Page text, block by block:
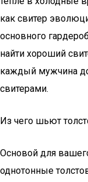
как свитер
основного
найти хороший
каждый мужчина
свитерами.
Из чего шьют
Основой для
однотонные